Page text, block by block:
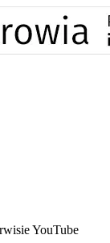
YouTube